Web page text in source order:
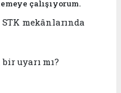
çalışıyorum.
mekânlarında
uyarı mı?